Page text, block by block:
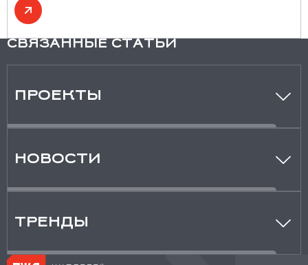
СВЯЗАННЫЕ СТАТЬИ
ПРОЕКТЫ
НОВОСТИ
ТРЕНДЫ